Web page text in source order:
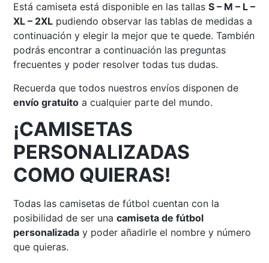
Está camiseta está disponible en las tallasS – M – L –
XL – 2XL pudiendo observar las tablas de medidas a
continuación y elegir la mejor que te quede. También
podrás encontrar a continuación las preguntas
frecuentes y poder resolver todas tus dudas.
Recuerda que todos nuestros envíos disponen de
envío gratuito a cualquier parte del mundo.
¡CAMISETAS
PERSONALIZADAS
COMO QUIERAS!
Todas las camisetas de fútbol cuentan con la
posibilidad de ser unacamiseta de fútbol
personalizada y poder añadirle el nombre y número
que quieras.